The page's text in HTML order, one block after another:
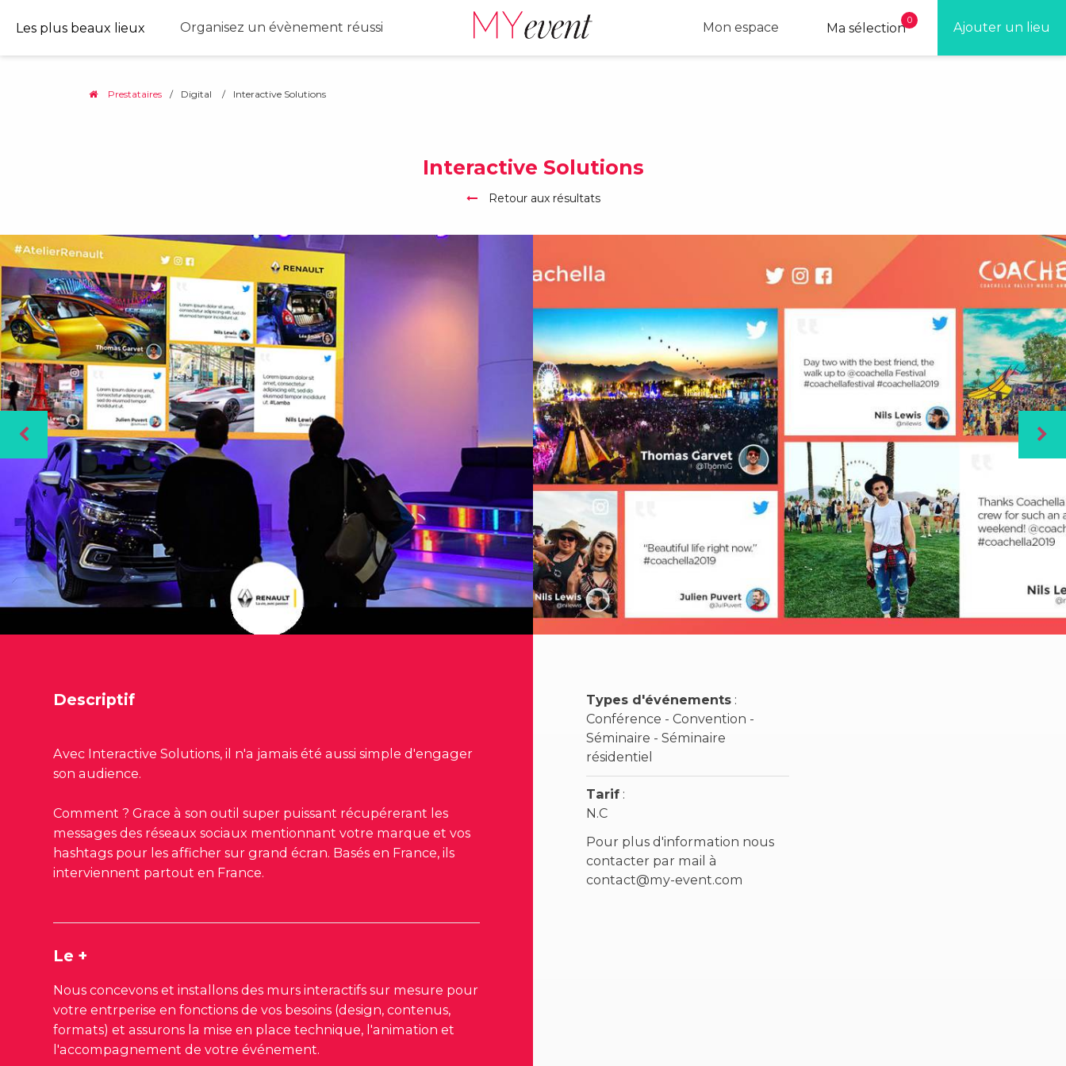
Les plus beaux lieux Organisez un évènement réussi Ajouter un lieu
Ma sélection
0
Mon espace
Prestataires / Digital / Interactive Solutions
Interactive Solutions
Retour aux résultats
Descriptif
Avec Interactive Solutions, il n'a jamais été aussi simple d'engager
son audience.
Comment ? Grace à son outil super puissant récupérerant les
messages des réseaux sociaux mentionnant votre marque et vos
hashtags pour les afficher sur grand écran. Basés en France, ils
interviennent partout en France.
Le +
Nous concevons et installons des murs interactifs sur mesure pour
votre entrperise en fonctions de vos besoins (design, contenus,
formats) et assurons la mise en place technique, l'animation et
l'accompagnement de votre événement.
Types d'événements :
Conférence - Convention -
Séminaire - Séminaire
résidentiel
Tarif :
N.C
Pour plus d'information nous
contacter par mail à
contact@my-event.com